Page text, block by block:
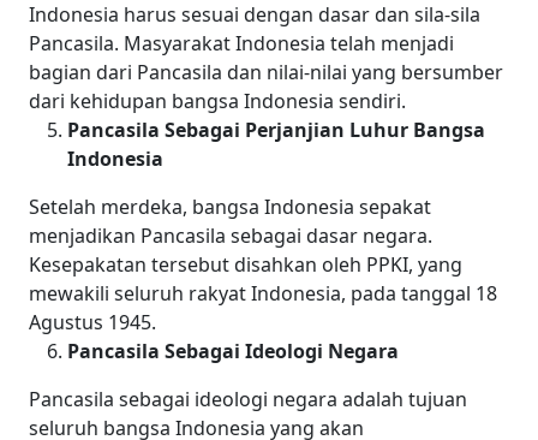
Indonesia harus sesuai dengan dasar dan sila-sila
Pancasila. Masyarakat Indonesia telah menjadi
bagian dari Pancasila dan nilai-nilai yang bersumber
dari kehidupan bangsa Indonesia sendiri.
Pancasila Sebagai Perjanjian Luhur Bangsa
Indonesia
Setelah merdeka, bangsa Indonesia sepakat
menjadikan Pancasila sebagai dasar negara.
Kesepakatan tersebut disahkan oleh PPKI, yang
mewakili seluruh rakyat Indonesia, pada tanggal 18
Agustus 1945.
Pancasila Sebagai Ideologi Negara
Pancasila sebagai ideologi negara adalah tujuan
seluruh bangsa Indonesia yang akan